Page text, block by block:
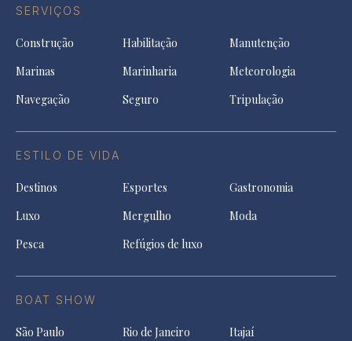
SERVIÇOS
Construção Habilitação
Manutenção
Marinas
Marinharia
Meteorologia
Navegação
Seguro Tripulação
ESTILO DE VIDA
Destinos Esportes
Gastronomia
Luxo
Mergulho
Moda
Pesca
Refúgios de luxo
BOAT SHOW
São Paulo Rio de Janeiro
Itajaí